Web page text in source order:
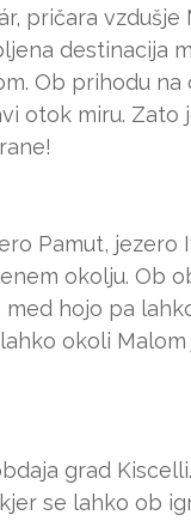
pričara vzdušje
destinacija
Ob prihodu na
otok miru. Zato
Pamut, jezero
okolju. Ob
hojo pa
okoli
grad
se lahko ob